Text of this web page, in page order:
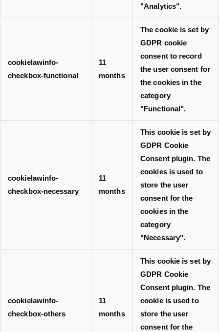
"Analytics".
cookielawinfo-
checkbox-functional
11
months
The cookie is set by
GDPR cookie
consent to record
the user consent for
the cookies in the
category
"Functional".
cookielawinfo-
checkbox-necessary
11
months
This cookie is set by
GDPR Cookie
Consent plugin. The
cookies is used to
store the user
consent for the
cookies in the
category
"Necessary".
cookielawinfo-
checkbox-others
11
months
This cookie is set by
GDPR Cookie
Consent plugin. The
cookie is used to
store the user
consent for the